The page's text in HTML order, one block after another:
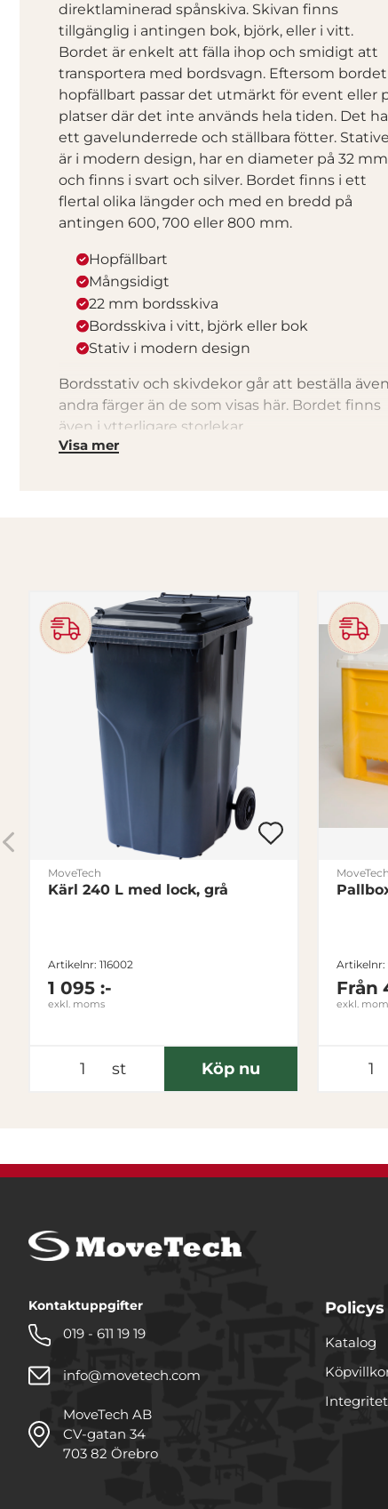
direktlaminerad spånskiva. Skivan finns
tillgänglig i antingen bok, björk, eller i vitt.
Bordet är enkelt att fälla ihop och smidigt att
transportera med bordsvagn. Eftersom
hopfällbart passar det utmärkt för event eller
platser där det inte används hela tiden. Det
ett gavelunderrede och ställbara fötter.
är i modern design, har en diameter på 32 mm
och finns i svart och silver. Bordet finns i ett
flertal olika längder och med en bredd på
antingen 600, 700 eller 800 mm.
Hopfällbart
Mångsidigt
22 mm bordsskiva
Bordsskiva i vitt, björk eller bok
Stativ i modern design
Bordsstativ och skivdekor går att beställa
andra färger än de som visas här. Bordet finns
även i ytterligare storlekar.
Visa mer
MoveTech
Kärl 240 L med lock, grå
Artikelnr: 116002
1 095 :-
exkl. moms
st Köp nu
MoveTech
Artikelnr:
Från
exkl.
Kontaktuppgifter
019 - 611 19 19
info@movetech.com
MoveTech AB
CV-gatan 34
703 82 Örebro
Policys
Katalog